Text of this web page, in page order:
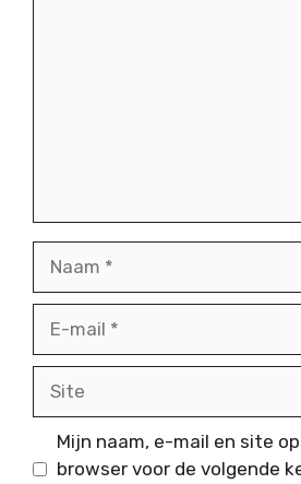
Mijn naam, e-mail en site
browser voor de volgende